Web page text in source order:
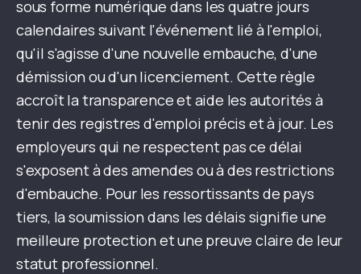
sous forme numérique dans les quatre jours
calendaires suivant l'événement lié à l'emploi,
qu'il s'agisse d'une nouvelle embauche, d'une
démission ou d'un licenciement. Cette règle
accroît la transparence et aide les autorités à
tenir des registres d'emploi précis et à jour. Les
employeurs qui ne respectent pas ce délai
s'exposent à des amendes ou à des restrictions
d'embauche. Pour les ressortissants de pays
tiers, la soumission dans les délais signifie une
meilleure protection et une preuve claire de leur
statut professionnel.